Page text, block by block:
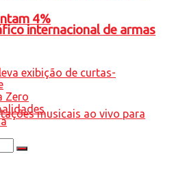
4%
internacional de armas
Zero